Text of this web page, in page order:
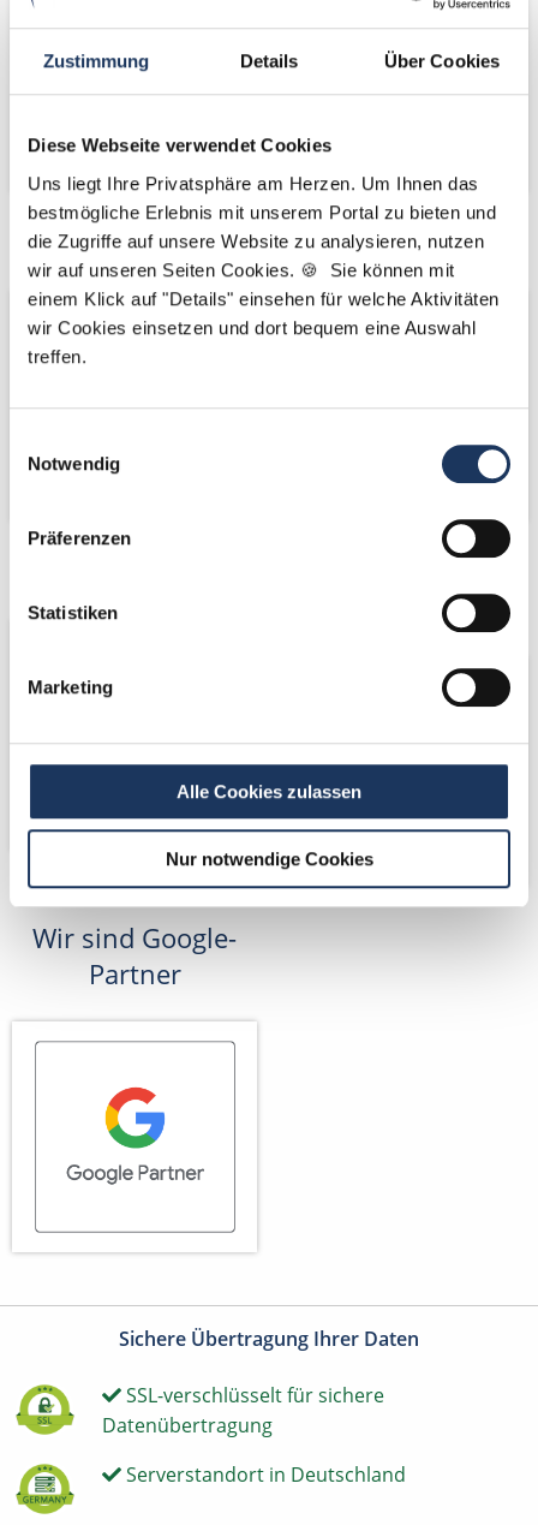
Zustimmung Details Über Cookies
Diese Webseite verwendet Cookies
Uns liegt Ihre Privatsphäre am Herzen. Um Ihnen das
bestmögliche Erlebnis mit unserem Portal zu bieten und
die Zugriffe auf unsere Website zu analysieren, nutzen
wir auf unseren Seiten Cookies. 🍪 Sie können mit
einem Klick auf "Details" einsehen für welche Aktivitäten
wir Cookies einsetzen und dort bequem eine Auswahl
treffen.
Notwendig
Präferenzen
Statistiken
Marketing
Alle Cookies zulassen
Nur notwendige Cookies
Netzwerk-Partner Netzwerk-Partner
Partner
Wir sind Google-
Partner
Sichere Übertragung Ihrer Daten
SSL-verschlüsselt für sichere
Datenübertragung
Serverstandort in Deutschland